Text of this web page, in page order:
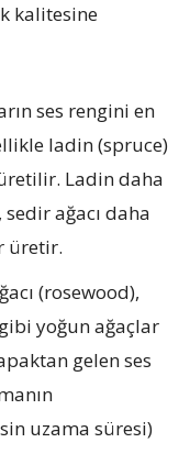
kalitesine
ses rengini en
ladin (spruce)
Ladin daha
ağacı daha
üretir.
(rosewood),
yoğun ağaçlar
gelen ses
uzama süresi)